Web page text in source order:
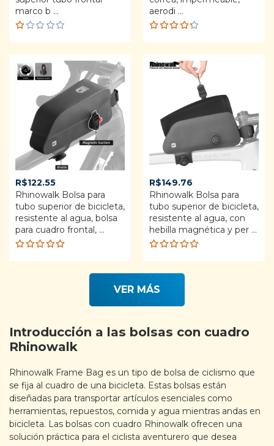
marco b ...
R
a
t
e
d
5
aerodi ...
Rated
4.25
out of 5
R$122.55
Rhinowalk Bolsa para
tubo superior de bicicleta,
resistente al agua, bolsa
para cuadro frontal, ...
Rated
R$149.76
Rhinowalk Bolsa para
tubo superior de bicicleta,
resistente al agua, con
hebilla magnética y per ...
Rated
5.00out
VER MÁS
Introducción a las bolsas con cuadro
Rhinowalk
Rhinowalk Frame Bag es un tipo de bolsa de ciclismo que
se fija al cuadro de una bicicleta. Estas bolsas están
diseñadas para transportar artículos esenciales como
herramientas, repuestos, comida y agua mientras andas en
bicicleta. Las bolsas con cuadro Rhinowalk ofrecen una
solución práctica para el ciclista aventurero que desea